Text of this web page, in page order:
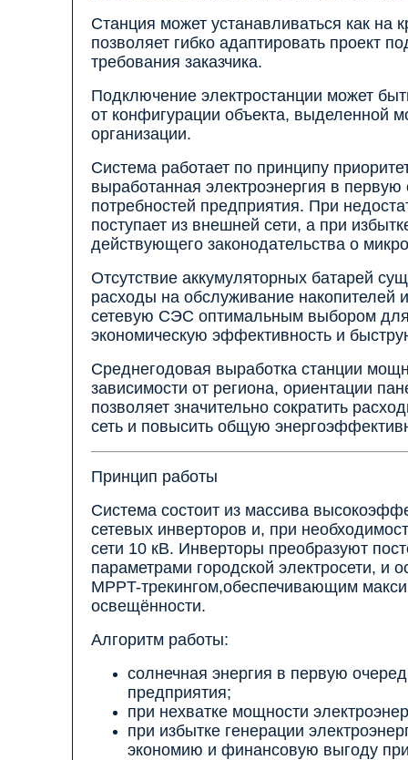
Станция может устанавливаться как на
позволяет гибко адаптировать проект
требования заказчика.
Подключение электростанции может
от конфигурации объекта, выделенной
организации.
Система работает по принципу
выработанная электроэнергия в
потребностей предприятия. При
поступает из внешней сети, а при
действующего законодательства о
Отсутствие аккумуляторных батарей
расходы на обслуживание накопителей
сетевую СЭС оптимальным выбором
экономическую эффективность и
Среднегодовая выработка станции
зависимости от региона, ориентации
позволяет значительно сократить
сеть и повысить общую
Принцип работы
Система состоит из массива
сетевых инверторов и, при
сети 10 кВ. Инверторы преобразуют
параметрами городской электросети, и
MPPT-трекингом,обеспечивающим
освещённости.
Алгоритм работы:
солнечная энергия в первую
предприятия;
при нехватке мощности
при избытке генерации
экономию и финансовую выгоду